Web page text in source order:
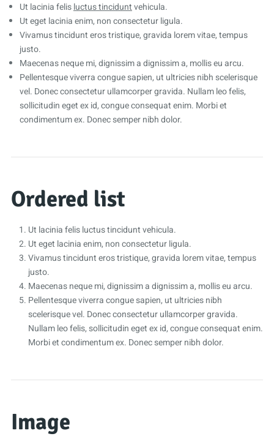
Ut lacinia felisluctus tinciduntvehicula.
Ut eget lacinia enim, non consectetur ligula.
Vivamus tincidunt eros tristique, gravida lorem vitae, tempus
justo.
Maecenas neque mi, dignissim a dignissim a, mollis eu arcu.
Pellentesque viverra congue sapien, ut ultricies nibh scelerisque
vel. Donec consectetur ullamcorper gravida. Nullam leo felis,
sollicitudin eget ex id, congue consequat enim. Morbi et
condimentum ex. Donec semper nibh dolor.
Ordered list
Ut lacinia felis luctus tincidunt vehicula.
Ut eget lacinia enim, non consectetur ligula.
Vivamus tincidunt eros tristique, gravida lorem vitae, tempus
justo.
Maecenas neque mi, dignissim a dignissim a, mollis eu arcu.
Pellentesque viverra congue sapien, ut ultricies nibh
scelerisque vel. Donec consectetur ullamcorper gravida.
Nullam leo felis, sollicitudin eget ex id, congue consequat enim.
Morbi et condimentum ex. Donec semper nibh dolor.
Image